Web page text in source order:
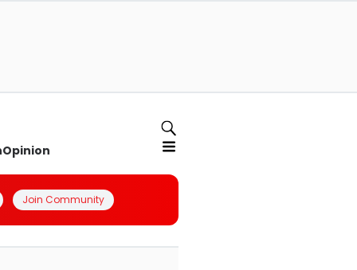
Opinion
Join Community